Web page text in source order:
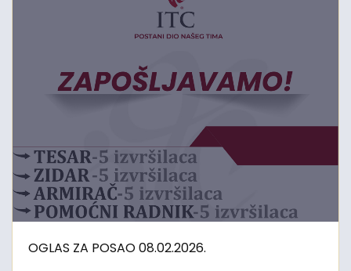
OGLAS ZA POSAO 08.02.2026.